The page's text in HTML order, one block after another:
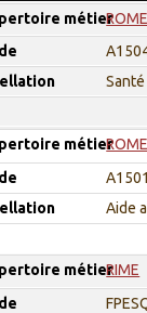
métier
métierROME
métierROME
A1501
Aide
métierRIME